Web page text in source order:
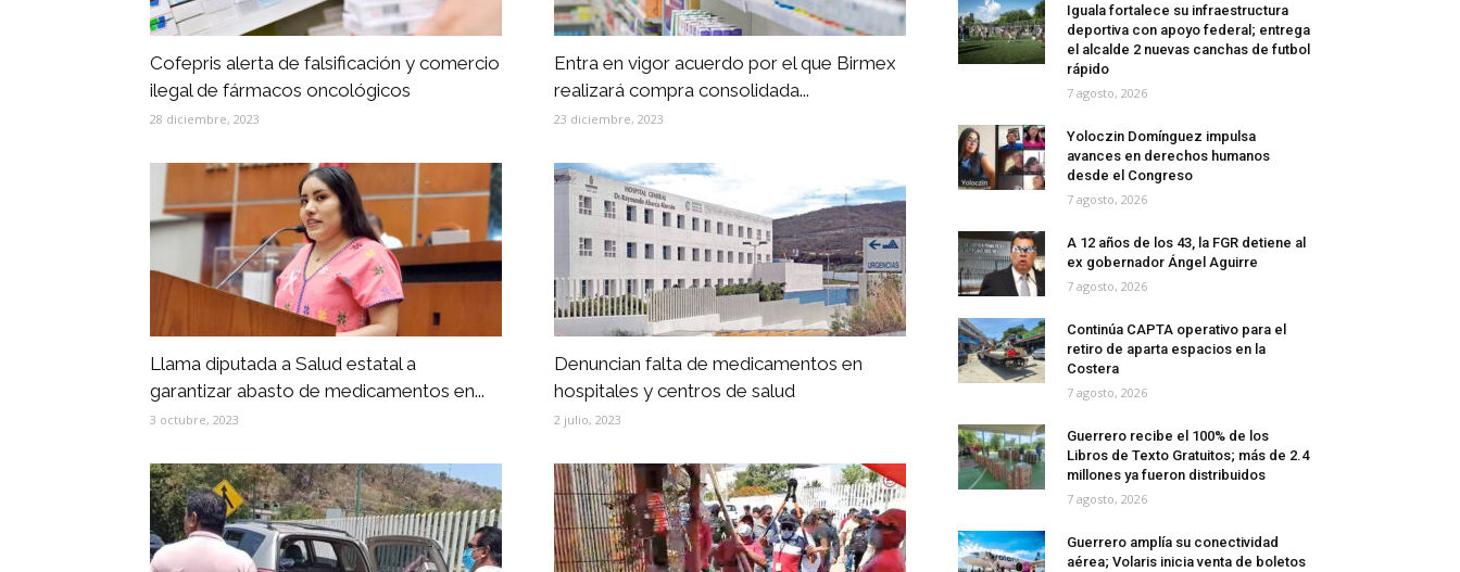
Cofepris alerta de falsificación y comercio
ilegal de fármacos oncológicos
28 diciembre, 2023
Entra en vigor acuerdo por el que Birmex
realizará compra consolidada...
23 diciembre, 2023
Llama diputada a Salud estatal a
garantizar abasto de medicamentos en...
3 octubre, 2023
Denuncian falta de medicamentos en
hospitales y centros de salud
2 julio, 2023
Iguala fortalece su infraestructura
deportiva con apoyo federal; entrega
el alcalde 2 nuevas canchas de futbol
rápido
7 agosto, 2026
Yoloczin Domínguez impulsa
avances en derechos humanos
desde el Congreso
7 agosto, 2026
A 12 años de los 43, la FGR detiene al
ex gobernador Ángel Aguirre
7 agosto, 2026
Continúa CAPTA operativo para el
retiro de aparta espacios en la
Costera
7 agosto, 2026
Guerrero recibe el 100% de los
Libros de Texto Gratuitos; más de 2.4
millones ya fueron distribuidos
7 agosto, 2026
Guerrero amplía su conectividad
aérea; Volaris inicia venta de boletos